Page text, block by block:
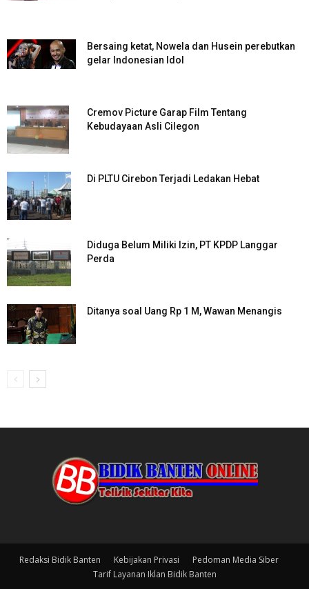
Bersaing ketat, Nowela dan Husein perebutkan
gelar Indonesian Idol
Cremov Picture Garap Film Tentang
Kebudayaan Asli Cilegon
Di PLTU Cirebon Terjadi Ledakan Hebat
Diduga Belum Miliki Izin, PT KPDP Langgar
Perda
Ditanya soal Uang Rp 1 M, Wawan Menangis
Redaksi Bidik Banten Kebijakan Privasi
Pedoman Media Siber
Tarif Layanan Iklan Bidik Banten